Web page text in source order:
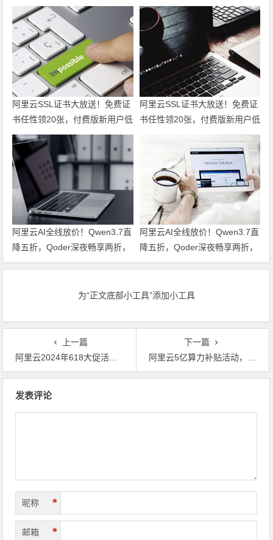
阿里云SSL证书大放送！免费证
书任性领20张，付费版新用户低
至6折仅95元起，一站式满足全
场景HTTPS安全需求！领代金
券
阿里云SSL证书大放送！免费证
书任性领20张，付费版新用户低
至6折仅95元起，一站式满足全
场景HTTPS安全需求！
阿里云AI全线放价！Qwen3.7直
降五折，Qoder深夜畅享两折，
文生视频六折起，全栈AI特惠一
阿里云AI全线放价！Qwen3.7直
降五折，Qoder深夜畅享两折，
文生视频六折起，全栈AI特惠一
为“正文底部小工具”添加小工具
上一篇
阿里云2024年618大促活动主会场及分会场主要活动内容和活动入口
下一篇
阿里云5亿算力补贴活动，其他云平台与IDC用户申请可获得原IT成本的10%优惠
发表评论
昵称 *
邮箱 *